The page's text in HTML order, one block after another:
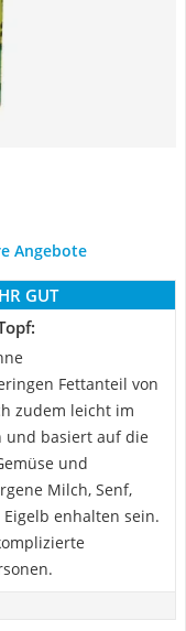
Angebote
GUT
Fettanteil von
zudem leicht im
und basiert auf die
und
Milch, Senf,
enhalten sein.